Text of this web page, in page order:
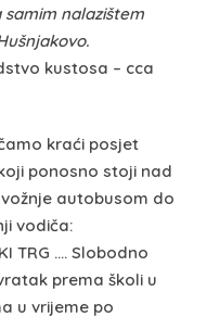
nalazištem
kustosa – cca
kraći posjet
ponosno stoji nad
autobusom do
vodiča:
TRG …. Slobodno
prema školi u
u vrijeme po